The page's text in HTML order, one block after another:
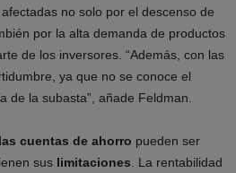
no solo por el descenso de
por la alta demanda de productos
de los inversores. “Además, con las
ya que no se conoce el
de la subasta”, añade Feldman.
cuentas de ahorro pueden ser
sus limitaciones. La rentabilidad